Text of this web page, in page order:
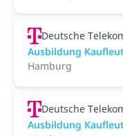
Deutsche
Ausbildung
Hamburg
Deutsche
Ausbildung